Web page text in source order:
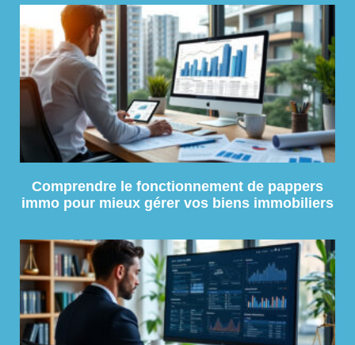
Comprendre le fonctionnement de pappers
immo pour mieux gérer vos biens immobiliers